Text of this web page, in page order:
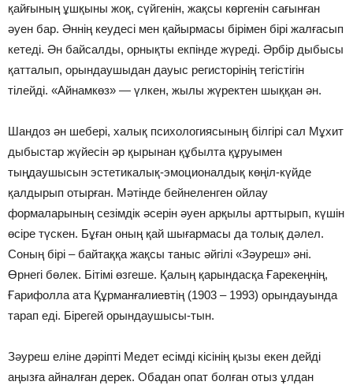
қайғының ұшқыны жоқ, сүйгенін, жақсы көргенін сағынған
әуен бар. Әннің кеудесі мен қайырмасы бірімен бірі жалғасып
кетеді. Ән байсалды, орнықты екпінде жүреді. Әрбір дыбысы
қатталып, орындаушыдан дауыс регисторінің тегістігін
тілейді. «Айнамкөз» — үлкен, жылы жүректен шыққан ән.
Шандоз ән шебері, халық психологиясының білгірі сал Мұхит
дыбыстар жүйесін әр қырынан құбылта құруымен
тыңдаушысын эстетикалық-эмоционалдық көңіл-күйде
қалдырып отырған. Мәтінде бейнеленген ойлау
формаларының сезімдік әсерін әуен арқылы арттырып, күшін
өсіре түскен. Бұған оның қай шығармасы да толық дәлел.
Соның бірі – байтаққа жақсы таныс әйгілі «Зәуреш» әні.
Өрнегі бөлек. Бітімі өзгеше. Қалың қарындасқа Ғарекеңнің,
Ғарифолла ата Құрманғалиевтің (1903 – 1993) орындауында
тарап еді. Бірегей орындаушысы-тын.
Зәуреш еліне дәріпті Медет есімді кісінің қызы екен дейді
аңызға айналған дерек. Обадан опат болған отыз ұлдан